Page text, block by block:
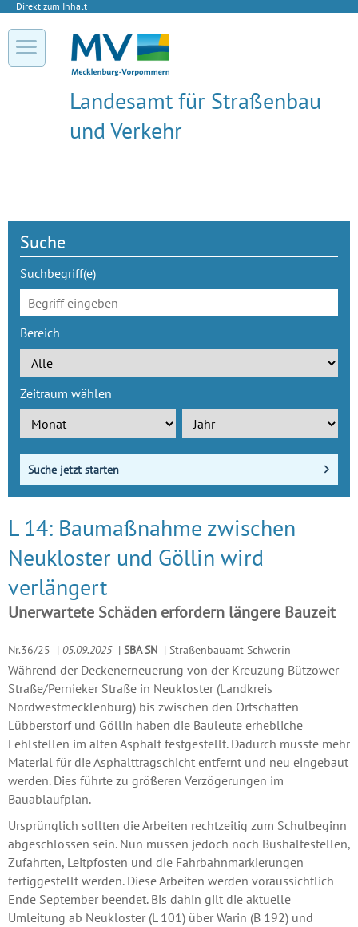
Direkt zum Inhalt
Landesamt für Straßenbau
und Verkehr
Suche
Suchbegriff(e)
Bereich
Zeitraum wählen
Suche jetzt starten
L 14: Baumaßnahme zwischen
Neukloster und Göllin wird
verlängert
Unerwartete Schäden erfordern längere Bauzeit
Nr.36/25 | 05.09.2025 | SBA SN | Straßenbauamt Schwerin
Während der Deckenerneuerung von der Kreuzung Bützower
Straße/Pernieker Straße in Neukloster (Landkreis
Nordwestmecklenburg) bis zwischen den Ortschaften
Lübberstorf und Göllin haben die Bauleute erhebliche
Fehlstellen im alten Asphalt festgestellt. Dadurch musste mehr
Material für die Asphalttragschicht entfernt und neu eingebaut
werden. Dies führte zu größeren Verzögerungen im
Bauablaufplan.
Ursprünglich sollten die Arbeiten rechtzeitig zum Schulbeginn
abgeschlossen sein. Nun müssen jedoch noch Bushaltestellen,
Zufahrten, Leitpfosten und die Fahrbahnmarkierungen
fertiggestellt werden. Diese Arbeiten werden voraussichtlich
Ende September beendet. Bis dahin gilt die aktuelle
Umleitung ab Neukloster (L 101) über Warin (B 192) und